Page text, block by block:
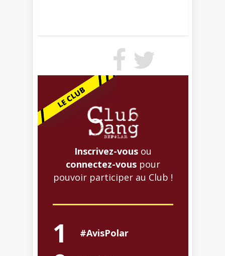
Inscrivez-vous ou
connectez-vous pour
pouvoir participer au Club !
1 #AvisPolar